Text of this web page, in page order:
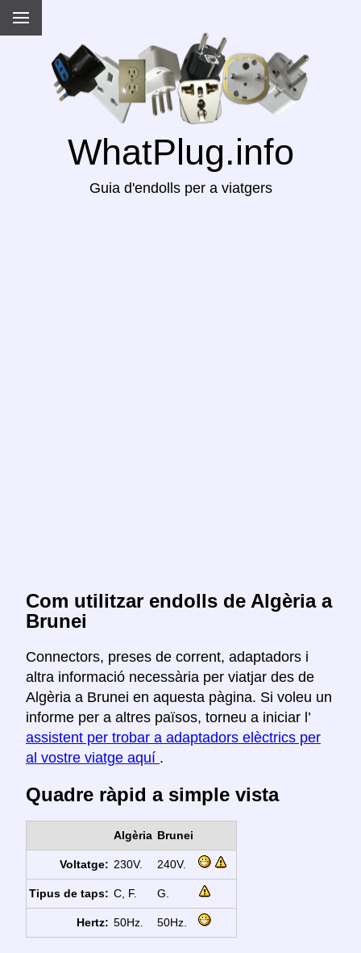
WhatPlug.info
Guia d'endolls per a viatgers
Com utilitzar endolls de Algèria a
Brunei
Connectors, preses de corrent, adaptadors i
altra informació necessària per viatjar des de
Algèria a Brunei en aquesta pàgina. Si voleu un
informe per a altres països, torneu a iniciar l’
assistent per trobar a adaptadors elèctrics per
al vostre viatge aquí .
Quadre ràpid a simple vista
Algèria Brunei
Voltatge: 230V. 240V.
Tipus de taps: C, F. G.
Hertz: 50Hz. 50Hz.